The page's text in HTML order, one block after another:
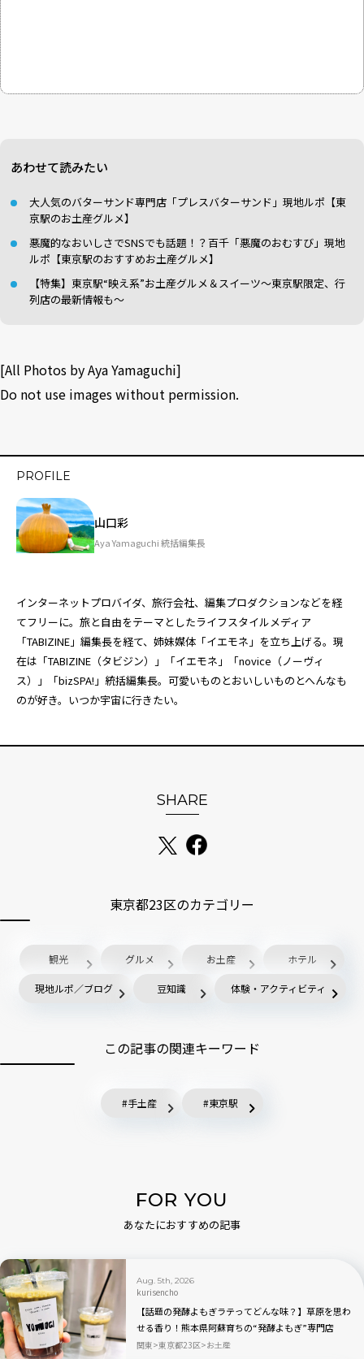
あわせて読みたい
大人気のバターサンド専門店「プレスバターサンド」現地ルポ【東
京駅のお土産グルメ】
悪魔的なおいしさでSNSでも話題！？百千「悪魔のおむすび」現地
ルポ【東京駅のおすすめお土産グルメ】
【特集】東京駅“映え系”お土産グルメ＆スイーツ〜東京駅限定、行
列店の最新情報も〜
[All Photos by Aya Yamaguchi]
Do not use images without permission.
PROFILE
山口彩
Aya Yamaguchi 統括編集長
インターネットプロバイダ、旅行会社、編集プロダクションなどを経
てフリーに。旅と自由をテーマとしたライフスタイルメディア
「TABIZINE」編集長を経て、姉妹媒体「イエモネ 」を立ち上げる。現
在は「TABIZINE（タビジン）」「イエモネ」「novice（ノーヴィ
ス）」「bizSPA!」統括編集長。可愛いものとおいしいものとへんなも
のが好き。いつか宇宙に行きたい。
SHARE
東京都23区のカテゴリー
観光 グルメ お土産 ホテル
現地ルポ／ブログ 豆知識 体験・アクティビティ
この記事の関連キーワード
手土産 東京駅
FOR YOU
あなたにおすすめの記事
Aug. 5th, 2026
kurisencho
【話題の発酵よもぎラテってどんな味？】草原を思わ
せる香り！熊本県阿蘇育ちの“発酵よもぎ”専門店
「BETWEEN by THE YOMOGI STAND」渋谷にオープ
関東 東京都23区 お土産